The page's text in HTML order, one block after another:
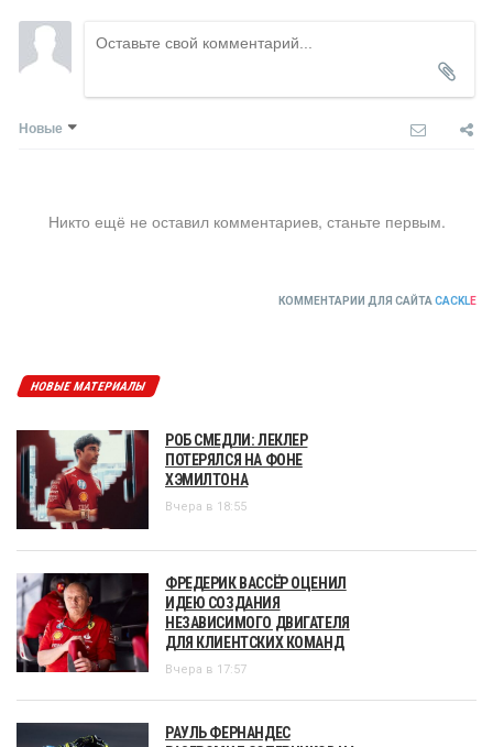
Новые
Никто ещё не оставил комментариев, станьте первым.
КОММЕНТАРИИ ДЛЯ САЙТА CACKLE
НОВЫЕ МАТЕРИАЛЫ
РОБ СМЕДЛИ: ЛЕКЛЕР
ПОТЕРЯЛСЯ НА ФОНЕ
ХЭМИЛТОНА
Вчера в 18:55
ФРЕДЕРИК ВАССЁР ОЦЕНИЛ
ИДЕЮ СОЗДАНИЯ
НЕЗАВИСИМОГО ДВИГАТЕЛЯ
ДЛЯ КЛИЕНТСКИХ КОМАНД
Вчера в 17:57
РАУЛЬ ФЕРНАНДЕС